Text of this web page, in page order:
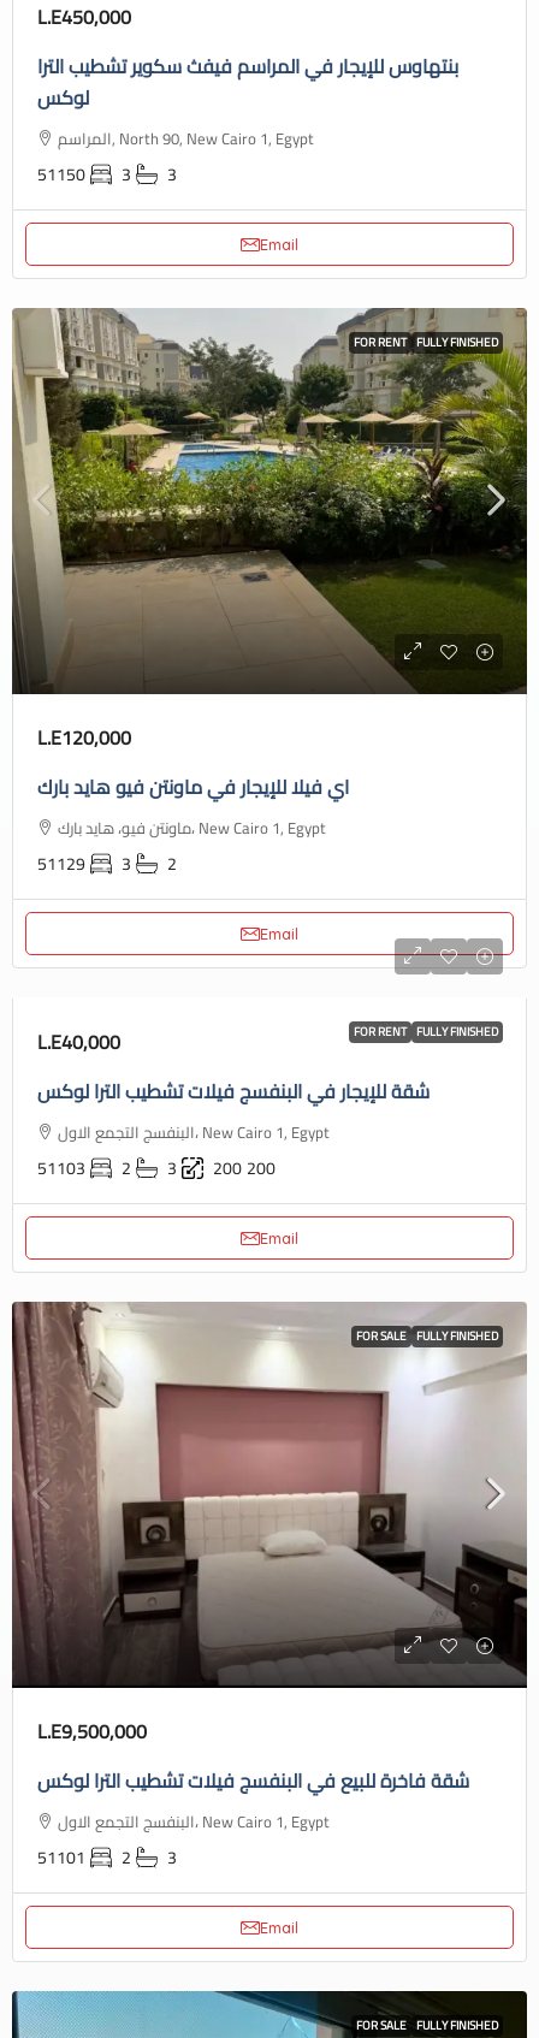
L.E450,000
بنتهاوس للإيجار في المراسم فيفث سكوير تشطيب الترا
لوكس
المراسم, North 90, New Cairo 1, Egypt
51150 3 3
Email
FOR RENT FULLY FINISHED
L.E120,000
اي فيلا للإيجار في ماونتن فيو هايد بارك
ماونتن فيو، هايد بارك، New Cairo 1, Egypt
51129 3 2
Email
FOR RENT FULLY FINISHED
L.E40,000
شقة للإيجار في البنفسج فيلات تشطيب الترا لوكس
البنفسج التجمع الاول، New Cairo 1, Egypt
51103 2 3 200200
Email
FOR SALE FULLY FINISHED
L.E9,500,000
شقة فاخرة للبيع في البنفسج فيلات تشطيب الترا لوكس
البنفسج التجمع الاول، New Cairo 1, Egypt
51101 2 3
Email
FOR SALE FULLY FINISHED